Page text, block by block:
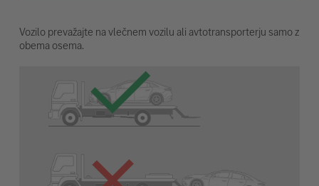
Vozilo prevažajte na vlečnem vozilu ali avtotransporterju samo z
obema osema.